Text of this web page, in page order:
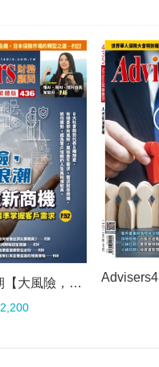
Advisers436期【大風險，大浪潮，預見保險新商機】